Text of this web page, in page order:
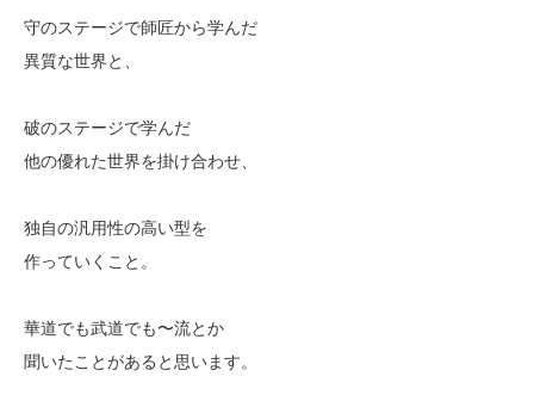
守のステージで師匠から学んだ
異質な世界と、
破のステージで学んだ
他の優れた世界を掛け合わせ、
独自の汎用性の高い型を
作っていくこと。
華道でも武道でも〜流とか
聞いたことがあると思います。